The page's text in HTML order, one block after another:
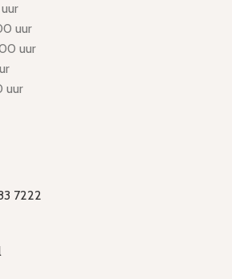
uur
uur
uur
7222